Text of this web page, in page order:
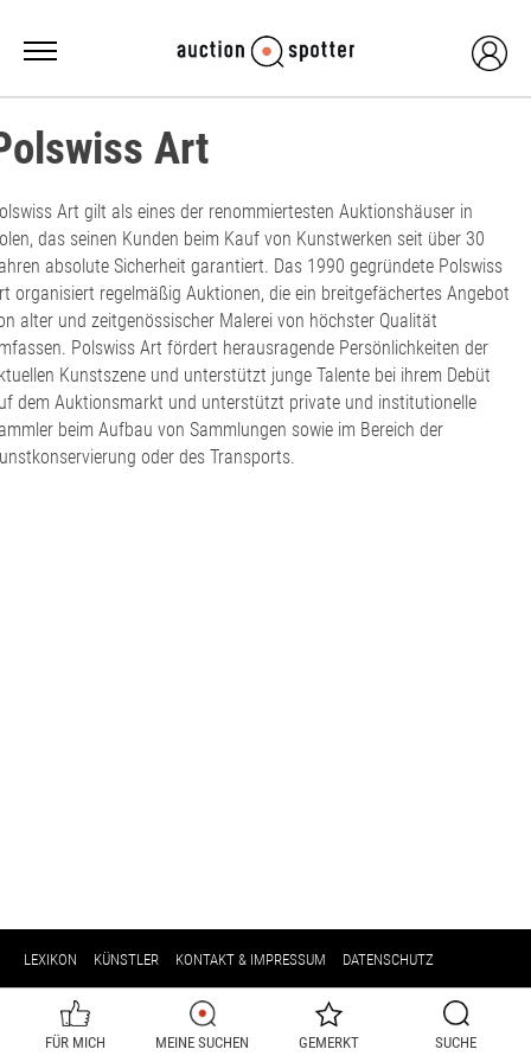
Art
Art gilt als eines der renommiertesten Auktionshäuser in
das seinen Kunden beim Kauf von Kunstwerken seit über 30
absolute Sicherheit garantiert. Das 1990 gegründete Polswiss
organisiert regelmäßig Auktionen, die ein breitgefächertes Angebot
alter und zeitgenössischer Malerei von höchster Qualität
Polswiss Art fördert herausragende Persönlichkeiten der
Kunstszene und unterstützt junge Talente bei ihrem Debüt
dem Auktionsmarkt und unterstützt private und institutionelle
beim Aufbau von Sammlungen sowie im Bereich der
oder des Transports.
LEXIKON KÜNSTLER KONTAKT & IMPRESSUM DATENSCHUTZ
FÜR MICH MEINE SUCHEN GEMERKT SUCHE